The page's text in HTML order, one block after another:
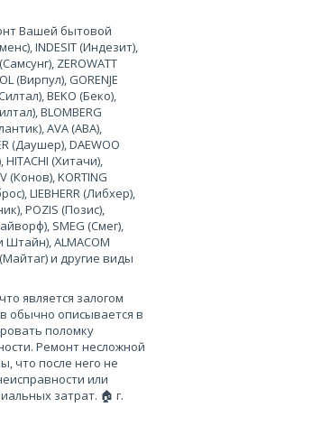
Вашей бытовой
INDESIT (Индезит),
ZEROWATT
(Вирпул), GORENJE
BEKO (Беко),
BLOMBERG
AVA (АВА),
(Даушер), DAEWOO
HITACHI (Хитачи),
(Конов), KORTING
LIEBHERR (Либхер),
POZIS (Позис),
SMEG (Смег),
Штайн), ALMACOM
и другие виды
является залогом
обычно описывается в
поломку
Ремонт несложной
что после него не
или
затрат. 🏠 г.